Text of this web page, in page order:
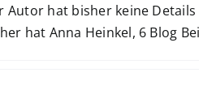
Autor hat bisher keine Details
hat Anna Heinkel, 6 Blog